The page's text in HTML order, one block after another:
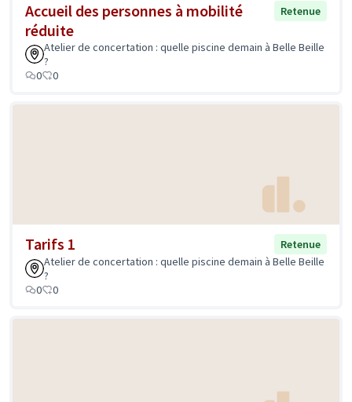
Accueil des personnes à mobilité
réduite
Retenue
Atelier de concertation : quelle piscine demain à Belle Beille
?
0
0
Tarifs 1
Retenue
Atelier de concertation : quelle piscine demain à Belle Beille
?
0
0